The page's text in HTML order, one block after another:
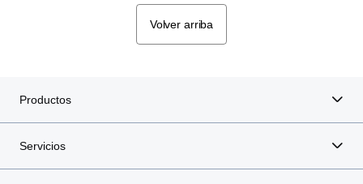
Volver arriba
Productos
Servicios